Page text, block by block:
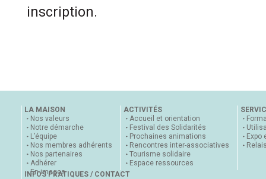
inscription.
LA MAISON
Nos valeurs
Notre démarche
L’équipe
Nos membres adhérents
Nos partenaires
Adhérer
En images
ACTIVITÉS
Accueil et orientation
Festival des Solidarités
Prochaines animations
Rencontres inter-associatives
Tourisme solidaire
Espace ressources
Expo
INFOS PRATIQUES / CONTACT